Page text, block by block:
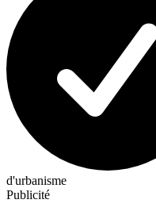
d'urbanisme
Publicité